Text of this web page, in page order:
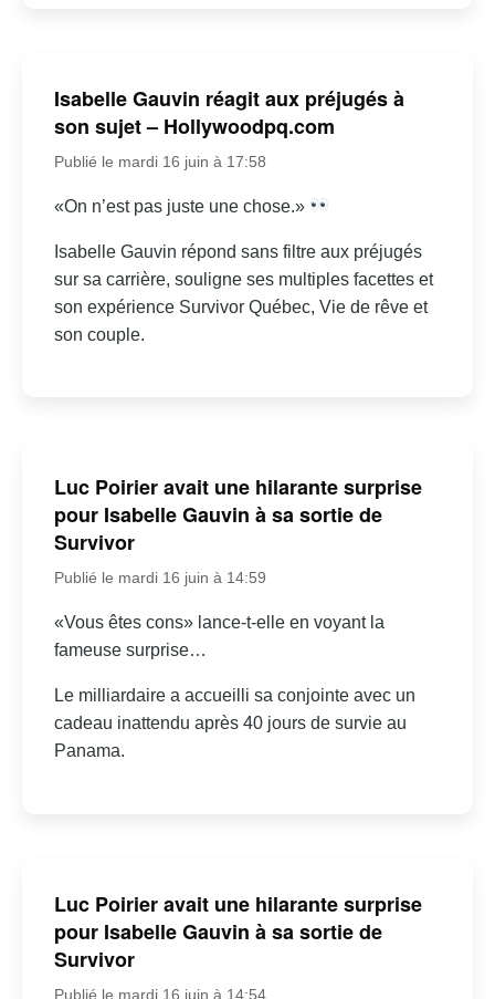
Isabelle Gauvin réagit aux préjugés à
son sujet – Hollywoodpq.com
Publié le mardi 16 juin à 17:58
«On n’est pas juste une chose.»
Isabelle Gauvin répond sans filtre aux préjugés
sur sa carrière, souligne ses multiples facettes et
son expérience Survivor Québec, Vie de rêve et
son couple.
Luc Poirier avait une hilarante surprise
pour Isabelle Gauvin à sa sortie de
Survivor
Publié le mardi 16 juin à 14:59
«Vous êtes cons» lance-t-elle en voyant la
fameuse surprise…
Le milliardaire a accueilli sa conjointe avec un
cadeau inattendu après 40 jours de survie au
Panama.
Luc Poirier avait une hilarante surprise
pour Isabelle Gauvin à sa sortie de
Survivor
Publié le mardi 16 juin à 14:54